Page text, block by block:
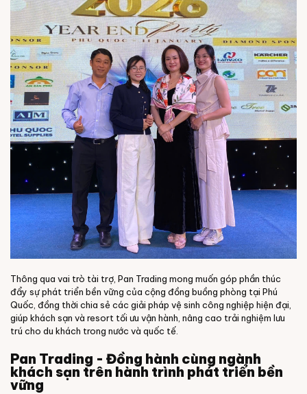
Thông qua vai trò tài trợ, Pan Trading mong muốn góp phần thúc
đẩy sự phát triển bền vững của cộng đồng buồng phòng tại Phú
Quốc, đồng thời chia sẻ các giải pháp vệ sinh công nghiệp hiện đại,
giúp khách sạn và resort tối ưu vận hành, nâng cao trải nghiệm lưu
trú cho du khách trong nước và quốc tế.
Pan Trading - Đồng hành cùng ngành
khách sạn trên hành trình phát triển bền
vững